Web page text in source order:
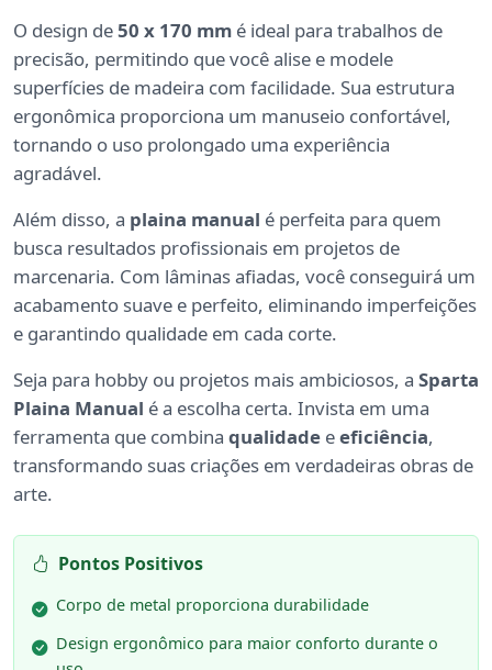
O design de50 x 170 mm é ideal para trabalhos de
precisão, permitindo que você alise e modele
superfícies de madeira com facilidade. Sua estrutura
ergonômica proporciona um manuseio confortável,
tornando o uso prolongado uma experiência
agradável.
Além disso, a plaina manual é perfeita para quem
busca resultados profissionais em projetos de
marcenaria. Com lâminas afiadas, você conseguirá um
acabamento suave e perfeito, eliminando imperfeições
e garantindo qualidade em cada corte.
Seja para hobby ou projetos mais ambiciosos, a Sparta
Plaina Manual é a escolha certa. Invista em uma
ferramenta que combina qualidade eeficiência,
transformando suas criações em verdadeiras obras de
arte.
Pontos Positivos
Corpo de metal proporciona durabilidade
Design ergonômico para maior conforto durante o